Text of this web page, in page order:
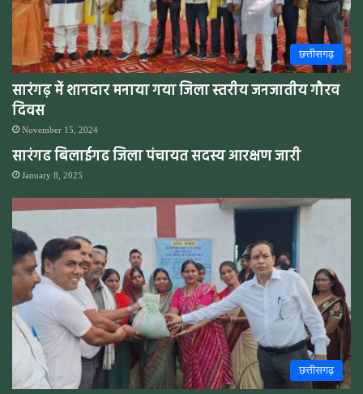
छत्तीसगढ़
सारंगढ़ में शानदार मनाया गया जिला स्तरीय जनजातीय गौरव
दिवस
November 15, 2024
सारंगढ बिलाईगढ जिला पंचायत सदस्य आरक्षण जारी
January 8, 2025
छत्तीसगढ़